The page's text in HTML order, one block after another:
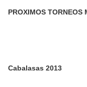
PROXIMOS TORNEOS
Cabalasas 2013